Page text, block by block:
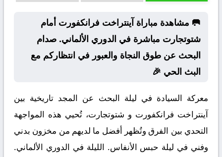
🥅 مشاهدة مباراة آينتراخت فرانكفورت أمام
شتوتجارت مباشرة في الدوري الألماني. صدام
البحث عن طوق النجاة والعبور في انتظاركم مع
البث الحي 🎉
معركة السيادة في ليلة البحث عن المجد تاريخية بين
آينتراخت فرانكفورت و شتوتجارت، تُحيي هذه المواجهة
التحدي بين الفرق وتُظهر أفضل ما لديهم من مخزون بدني
وفني في ليلة حبس الأنفاس. الليلة في الدوري الألماني.